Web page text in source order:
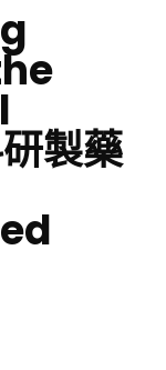
製藥